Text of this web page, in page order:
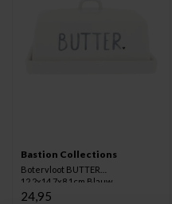
Bastion Collections
Botervloot BUTTER
12.2x14.7x8.1cm Blauw
24,95